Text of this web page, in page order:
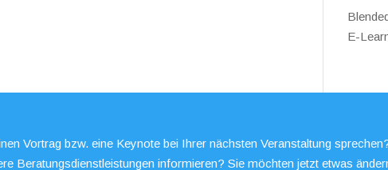
E-
Vortrag bzw. eine Keynote bei Ihrer nächsten Veranstaltung
Beratungsdienstleistungen informieren? Sie möchten jetzt etwas